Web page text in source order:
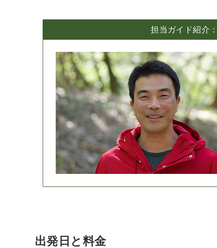
担当ガイド紹介
出発日と料金